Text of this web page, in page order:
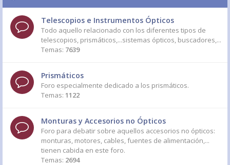
Telescopios e Instrumentos Ópticos
Todo aquello relacionado con los diferentes tipos de
telescopios, prismáticos,...sistemas ópticos, buscadores,...
Temas: 7639
Prismáticos
Foro especialmente dedicado a los prismáticos.
Temas: 1122
Monturas y Accesorios no Ópticos
Foro para debatir sobre aquellos accesorios no ópticos:
monturas, motores, cables, fuentes de alimentación,...
tienen cabida en este foro.
Temas: 2694